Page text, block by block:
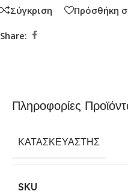
Σύγκριση Πρόσθήκη
Share:
Πληροφορίες
ΚΑΤΑΣΚΕΥΑΣΤΉΣ
SKU